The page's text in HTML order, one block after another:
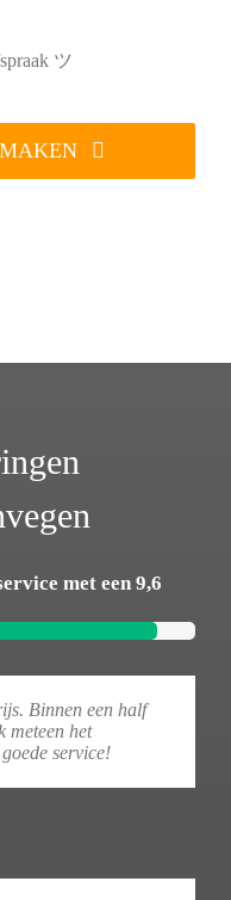
ツ
met een 9,6
Binnen een half
meteen het
service!